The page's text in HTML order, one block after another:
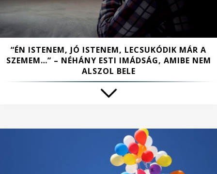
“ÉN ISTENEM, JÓ ISTENEM, LECSUKÓDIK MÁR A
SZEMEM…” – NÉHÁNY ESTI IMÁDSÁG, AMIBE NEM
ALSZOL BELE